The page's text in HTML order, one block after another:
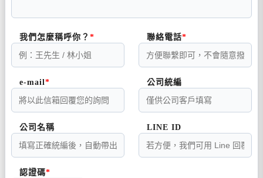
我們怎麼稱呼你？ 聯絡電話
e-mail 公司統編
公司名稱 LINE ID
認證碼